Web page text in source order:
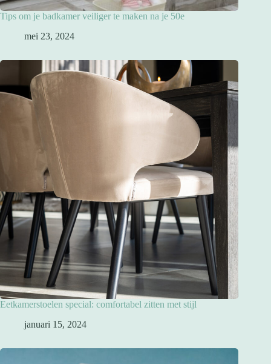
Tips om je badkamer veiliger te maken na je 50e
mei 23, 2024
Eetkamerstoelen special: comfortabel zitten met stijl
januari 15, 2024